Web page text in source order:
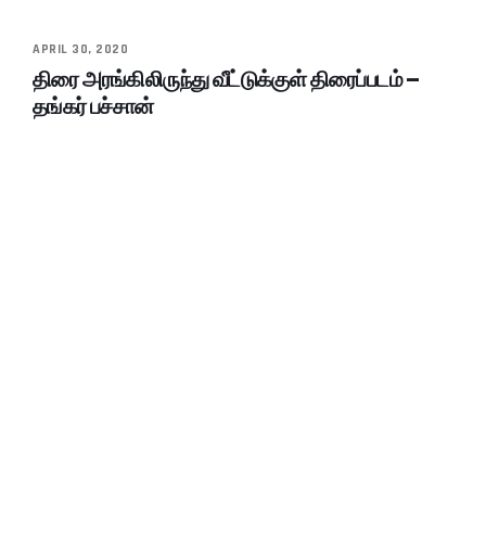
APRIL 30, 2020
திரை அரங்கிலிருந்து வீட்டுக்குள் திரைப்படம் –
தங்கர் பச்சான்